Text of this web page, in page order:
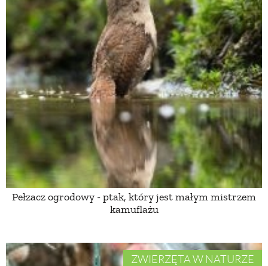
Pełzacz ogrodowy - ptak, który jest małym mistrzem
kamuflażu
ZWIERZĘTA W NATURZE